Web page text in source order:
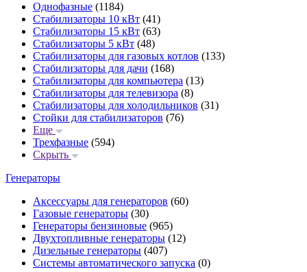
Однофазные (1184)
Стабилизаторы 10 кВт (41)
Стабилизаторы 15 кВт (63)
Стабилизаторы 5 кВт (48)
Стабилизаторы для газовых котлов (133)
Стабилизаторы для дачи (168)
Стабилизаторы для компьютера (13)
Стабилизаторы для телевизора (8)
Стабилизаторы для холодильников (31)
Стойки для стабилизаторов (76)
Еще
Трехфазные (594)
Скрыть
Генераторы
Аксессуары для генераторов (60)
Газовые генераторы (30)
Генераторы бензиновые (965)
Двухтопливные генераторы (12)
Дизельные генераторы (407)
Системы автоматического запуска (0)